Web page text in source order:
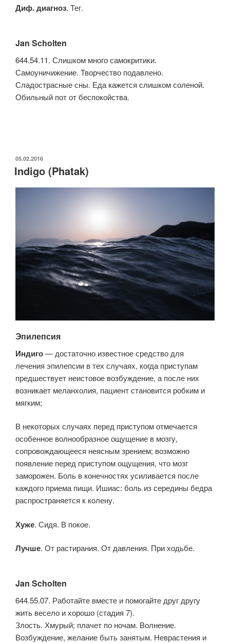
Диф. диагноз. Тег.
Jan Scholten
644.54.11. Слишком много самокритики.
Самоуничижение. Творчество подавлено.
Сладострасные сны. Еда кажется слишком соленой.
Обильный пот от беспокойства.
ОПУБЛИКОВАНО
05.02.2016
Indigo (Phatak)
Эпилепсия
Индиго— достаточно известное средство для
лечения эпилепсии в тех случаях, когда приступам
предшествует неистовое возбуждение, а после них
возникает меланхолия, пациент становится робким и
мягким;
В некоторых случаях перед приступом отмечается
особенное волнообразное ощущение в мозгу,
сопровождающееся неясным зрением; возможно
появление перед приступом ощущения, что мозг
заморожен. Боль в конечностях усиливается после
каждого приема пищи. Ишиас: боль из середины бедра
распространяется к кoлену.
Хуже. Сидя. В покое.
Лучше. От растирания. От давления. При ходьбе.
Jan Scholten
644.55.07. Работайте вместе и помогайте друг другу
жить весело и хорошо (стадия 7).
Злость. Хмурый; плачет по ночам. Волнение.
Возбуждение, желание быть занятым. Неврастения и